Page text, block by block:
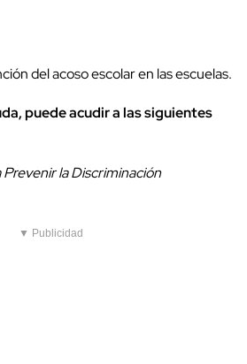
del acoso escolar en las escuelas.
puede acudir a las siguientes
la Discriminación
▼ Publicidad